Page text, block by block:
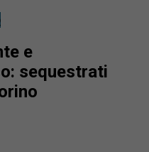
e
sequestrati